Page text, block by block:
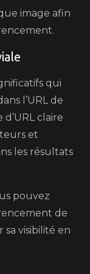
image afin
qui
l’URL de
claire
et
les résultats
pouvez
de
visibilité en